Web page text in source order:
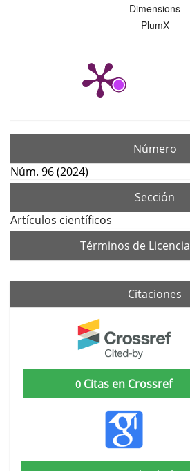
Dimensions
PlumX
Número
Núm. 96 (2024)
Sección
Artículos científicos
Términos de Licencia
Citaciones
0 Citas en Crossref